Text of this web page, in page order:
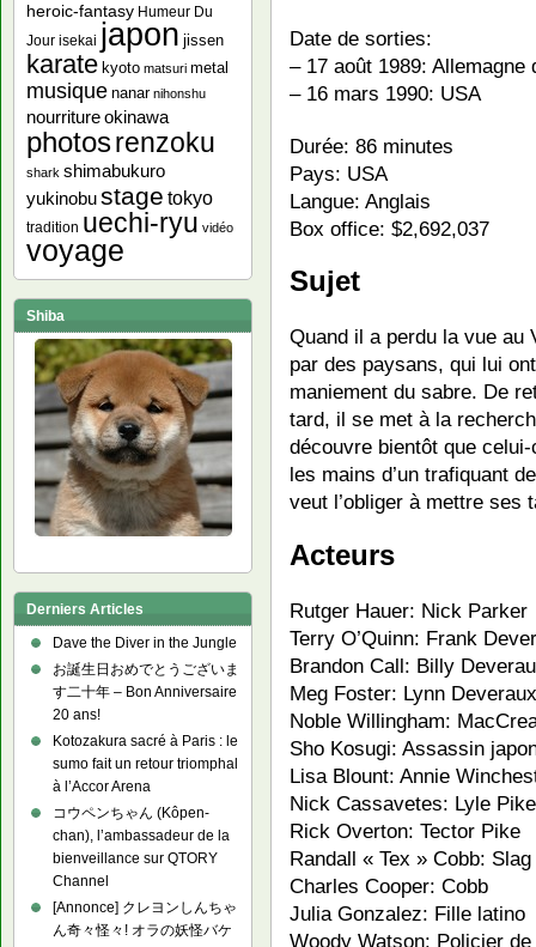
Date de sorties:
– 17 août 1989: Allemagne
– 16 mars 1990: USA
Durée: 86 minutes
Pays: USA
Langue: Anglais
Box office: $2,692,037
Sujet
Quand il a perdu la vue
par des paysans, qui lui
maniement du sabre. De
tard, il se met à la
découvre bientôt que
les mains d’un trafiquant
veut l’obliger à mettre ses
Acteurs
Rutger Hauer: Nick Parker
Terry O’Quinn: Frank
Brandon Call: Billy
Meg Foster: Lynn Deveraux
Noble Willingham:
Sho Kosugi: Assassin
Lisa Blount: Annie
Nick Cassavetes: Lyle Pike
Rick Overton: Tector Pike
Randall « Tex » Cobb: Slag
Charles Cooper: Cobb
Julia Gonzalez: Fille latino
Woody Watson: Policier
heroic-fantasy Humeur Du
Jour isekai japon jissen
karate kyoto matsuri metal
musique nanar nihonshu
nourritureokinawa
photosrenzoku
shark shimabukuro
yukinobustage tokyo
tradition uechi-ryu vidéo
voyage
Shiba
Derniers Articles
Dave the Diver in the Jungle
お誕生日おめでとうございま
す二十年 – Bon Anniversaire
20 ans!
Kotozakura sacré à Paris : le
sumo fait un retour triomphal
à l’Accor Arena
コウペンちゃん (Kôpen-
chan), l’ambassadeur de la
bienveillance sur QTORY
Channel
[Annonce] クレヨンしんちゃ
ん奇々怪々! オラの妖怪バケ